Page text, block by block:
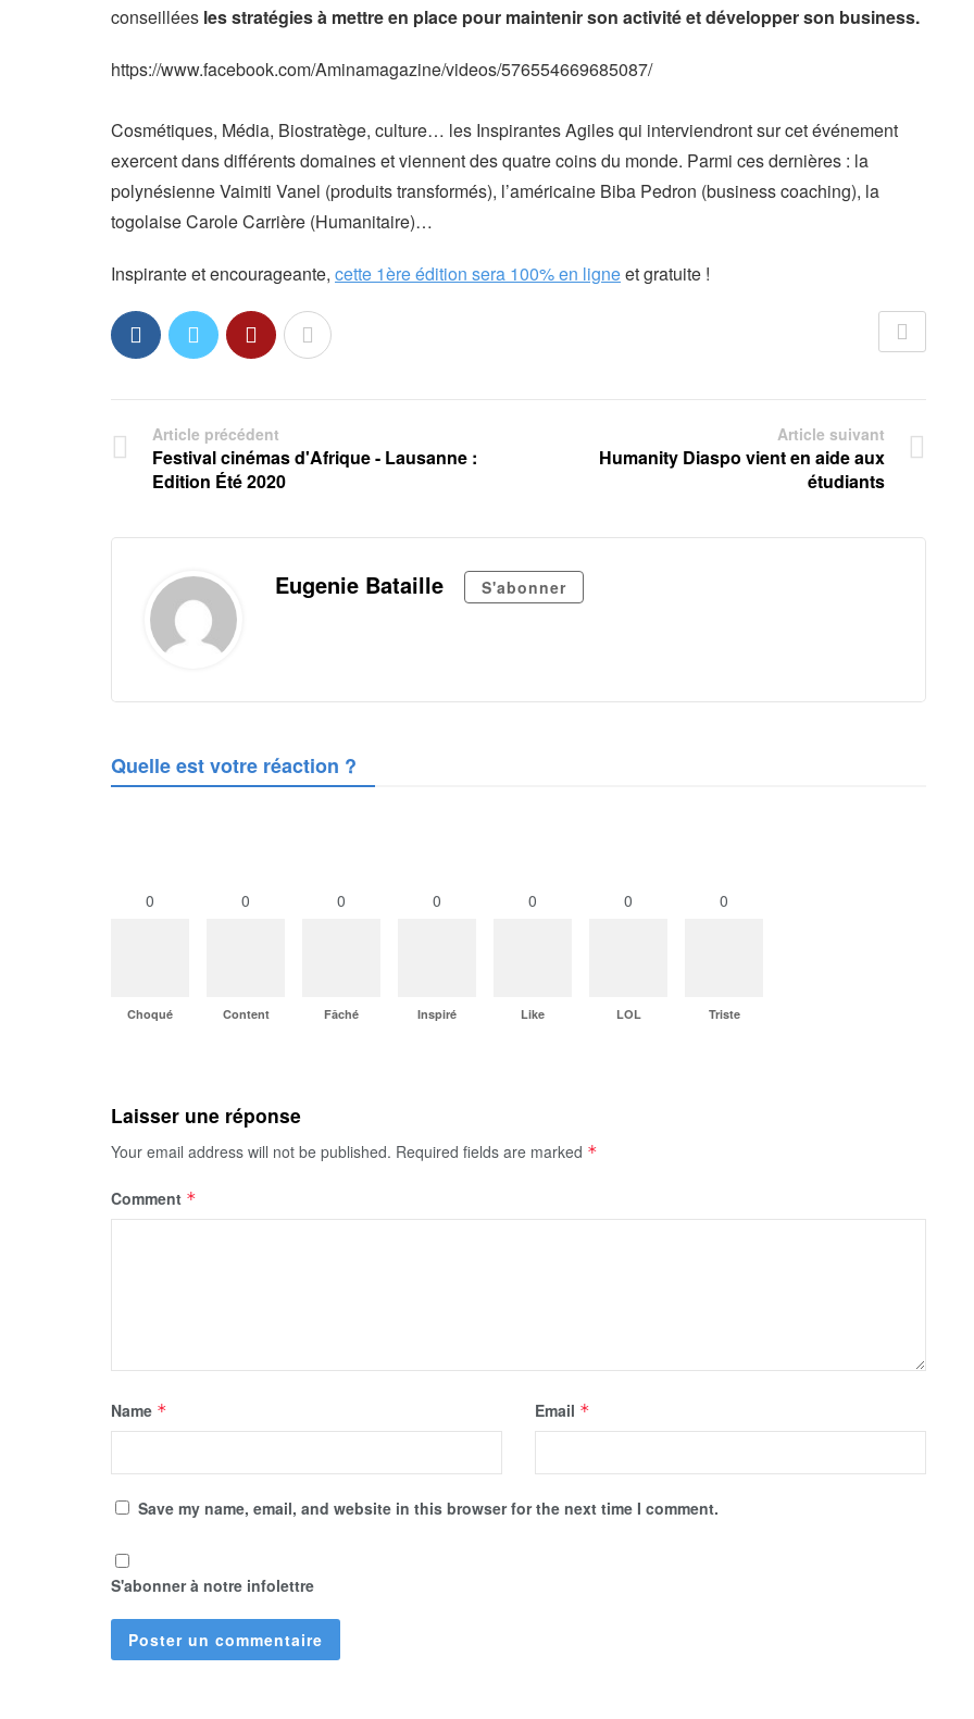
conseillées les stratégies à mettre en place pour maintenir son activité et développer son business.
https://www.facebook.com/Aminamagazine/videos/576554669685087/
Cosmétiques, Média, Biostratège, culture… les Inspirantes Agiles qui interviendront sur cet événement
exercent dans différents domaines et viennent des quatre coins du monde. Parmi ces dernières : la
polynésienne Vaimiti Vanel (produits transformés), l’américaine Biba Pedron (business coaching), la
togolaise Carole Carrière (Humanitaire)…
Inspirante et encourageante, cette 1ère édition sera 100% en ligneet gratuite !
Article précédent
Festival cinémas d'Afrique - Lausanne :
Edition Été 2020
Article suivant
Humanity Diaspo vient en aide aux
étudiants
Eugenie Bataille S'abonner
Quelle est votre réaction ?
0
Choqué
0
Content
0
Fâché
0
Inspiré
0
Like
0
LOL
0
Triste
Laisser une réponse
Your email address will not be published. Required fields are marked *
Comment *
Name * Email *
Save my name, email, and website in this browser for the next time I comment.
S'abonner à notre infolettre